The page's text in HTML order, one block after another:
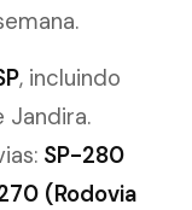
, incluindo
Jandira.
SP-280
(Rodovia